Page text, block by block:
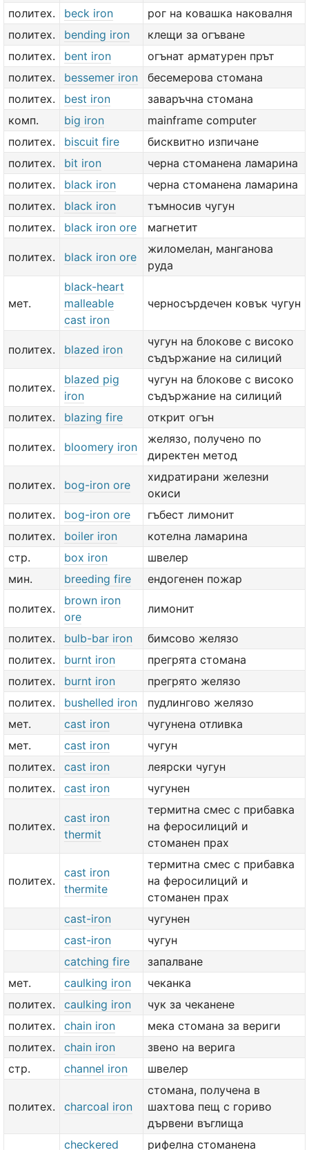
политех. beck iron
рог на ковашка наковалня
политех.
bending iron
клещи за огъване
политех.
bent iron
огънат арматурен прът
политех.
bessemer iron
бесемерова стомана
политех.
best iron
заваръчна стомана
комп.
big iron
mainframe computer
политех.
biscuit fire
бисквитно изпичане
политех.
bit iron
черна стоманена ламарина
политех.
black iron
черна стоманена ламарина
политех.
black iron
тъмносив чугун
политех.
black iron ore магнетит
политех. black iron ore
жиломелан, манганова
руда
мет.
black-heart
malleable
cast iron
черносърдечен ковък чугун
политех. blazed iron
чугун на блокове с високо
съдържание на силиций
политех.
blazed pig
iron
чугун на блокове с високо
съдържание на силиций
политех.
blazing fire открит огън
политех. bloomery iron
желязо, получено по
директен метод
политех. bog-iron ore
хидратирани железни
окиси
политех.
bog-iron ore
гъбест лимонит
политех.
boiler iron
котелна ламарина
стр.
box iron
швелер
мин.
breeding fire ендогенен пожар
политех.
brown iron
ore
лимонит
политех. bulb-bar iron
бимсово желязо
политех.
burnt iron
прегрята стомана
политех.
burnt iron
прегрято желязо
политех.
bushelled iron
пудлингово желязо
мет.
cast iron
чугунена отливка
мет.
cast iron
чугун
политех.
cast iron
леярски чугун
политех.
cast iron чугунен
политех.
cast iron
thermit
термитна смес с прибавка
на феросилиций и
стоманен прах
политех.
cast iron
thermite
термитна смес с прибавка
на феросилиций и
стоманен прах
cast-iron
чугунен
cast-iron
чугун
catching fire
запалване
мет.
caulking iron
чеканка
политех.
caulking iron
чук за чеканене
политех.
chain iron
мека стомана за вериги
политех.
chain iron
звено на верига
стр.
channel iron швелер
политех. charcoal iron
стомана, получена в
шахтова пещ с гориво
дървени въглища
checkered рифелна стоманена